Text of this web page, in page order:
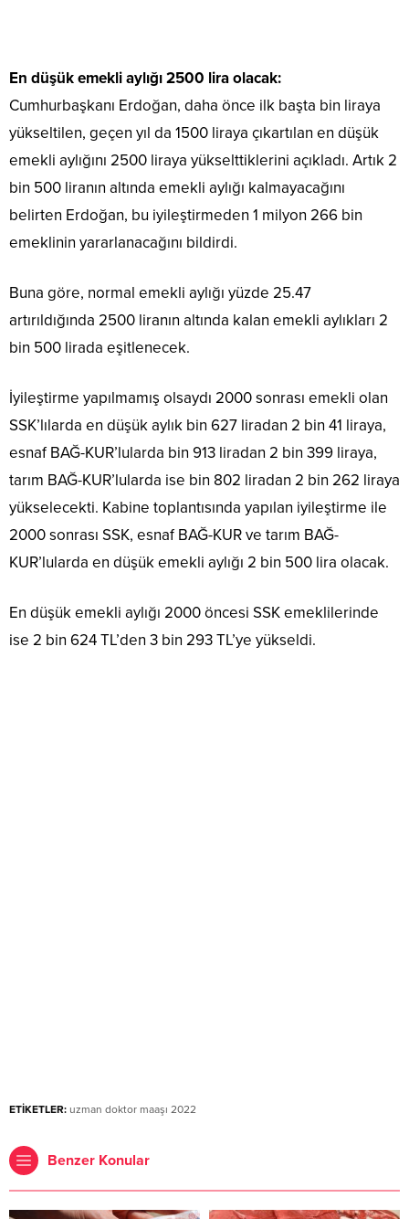
En düşük emekli aylığı 2500 lira olacak:
Cumhurbaşkanı Erdoğan, daha önce ilk başta bin liraya
yükseltilen, geçen yıl da 1500 liraya çıkartılan en düşük
emekli aylığını 2500 liraya yükselttiklerini açıkladı. Artık 2
bin 500 liranın altında emekli aylığı kalmayacağını
belirten Erdoğan, bu iyileştirmeden 1 milyon 266 bin
emeklinin yararlanacağını bildirdi.
Buna göre, normal emekli aylığı yüzde 25.47
artırıldığında 2500 liranın altında kalan emekli aylıkları 2
bin 500 lirada eşitlenecek.
İyileştirme yapılmamış olsaydı 2000 sonrası emekli olan
SSK’lılarda en düşük aylık bin 627 liradan 2 bin 41 liraya,
esnaf BAĞ-KUR’lularda bin 913 liradan 2 bin 399 liraya,
tarım BAĞ-KUR’lularda ise bin 802 liradan 2 bin 262 liraya
yükselecekti. Kabine toplantısında yapılan iyileştirme ile
2000 sonrası SSK, esnaf BAĞ-KUR ve tarım BAĞ-
KUR’lularda en düşük emekli aylığı 2 bin 500 lira olacak.
En düşük emekli aylığı 2000 öncesi SSK emeklilerinde
ise 2 bin 624 TL’den 3 bin 293 TL’ye yükseldi.
ETİKETLER: uzman doktor maaşı 2022
Benzer Konular